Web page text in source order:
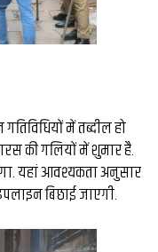
में तब्दील हो
की गलियों में शुमार है.
यहां आवश्यकता अनुसार
बिछाई जाएगी.